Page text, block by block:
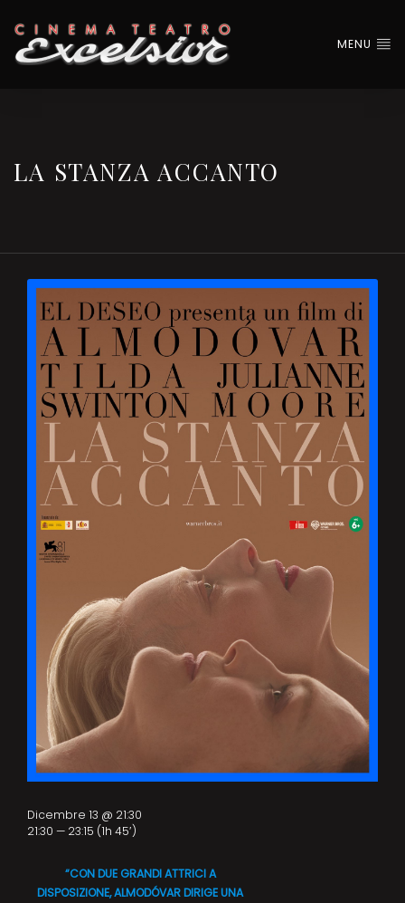
MENU
LA STANZA ACCANTO
“CON DUE GRANDI ATTRICI A
DISPOSIZIONE, ALMODÓVAR DIRIGE UNA
Dicembre 13 @ 21:30
21:30 — 23:15 (1h 45′)